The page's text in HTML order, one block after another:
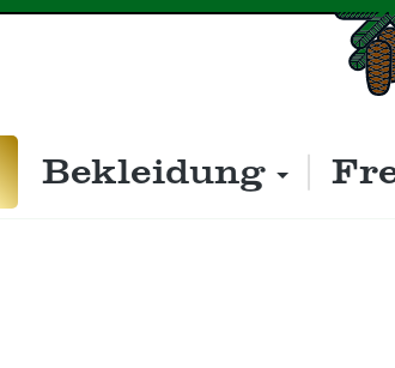
Bekleidung